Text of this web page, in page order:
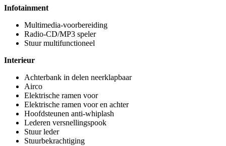
Infotainment
Multimedia-voorbereiding
Radio-CD/MP3 speler
Stuur multifunctioneel
Interieur
Achterbank in delen neerklapbaar
Airco
Elektrische ramen voor
Elektrische ramen voor en achter
Hoofdsteunen anti-whiplash
Lederen versnellingspook
Stuur leder
Stuurbekrachtiging